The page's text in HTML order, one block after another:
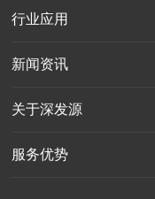
行业应用
新闻资讯
关于深发源
服务优势